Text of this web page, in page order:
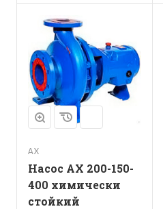
АХ
Насос АХ 200-150-
400 химически
стойкий